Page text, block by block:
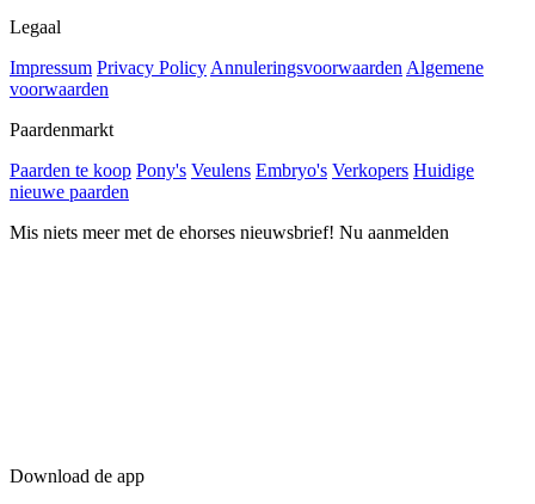
Legaal
Impressum Privacy Policy Annuleringsvoorwaarden Algemene
voorwaarden
Paardenmarkt
Paarden te koop Pony's Veulens Embryo's Verkopers Huidige
nieuwe paarden
Mis niets meer met de ehorses nieuwsbrief! Nu aanmelden
Download de app